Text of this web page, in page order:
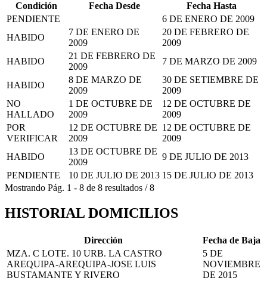
Condición Fecha Desde
Fecha Hasta
PENDIENTE
6 DE ENERO DE 2009
HABIDO
7 DE ENERO DE
2009
20 DE FEBRERO DE
2009
HABIDO
21 DE FEBRERO DE
2009
7 DE MARZO DE 2009
HABIDO
8 DE MARZO DE
2009
30 DE SETIEMBRE DE
2009
NO
HALLADO
1 DE OCTUBRE DE
2009
12 DE OCTUBRE DE
2009
POR
VERIFICAR
12 DE OCTUBRE DE
2009
12 DE OCTUBRE DE
2009
HABIDO
13 DE OCTUBRE DE
2009
9 DE JULIO DE 2013
PENDIENTE
10 DE JULIO DE 2013 15 DE JULIO DE 2013
Mostrando Pág. 1 - 8 de 8 resultados /8
HISTORIAL DOMICILIOS
Dirección
Fecha de Baja
MZA. C LOTE. 10 URB. LA CASTRO
AREQUIPA-AREQUIPA-JOSE LUIS
BUSTAMANTE Y RIVERO
5 DE
NOVIEMBRE
DE 2015